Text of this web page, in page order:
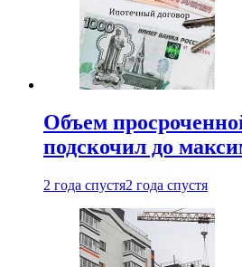
Объем
подскочил до
2 года спустя2 года спустя